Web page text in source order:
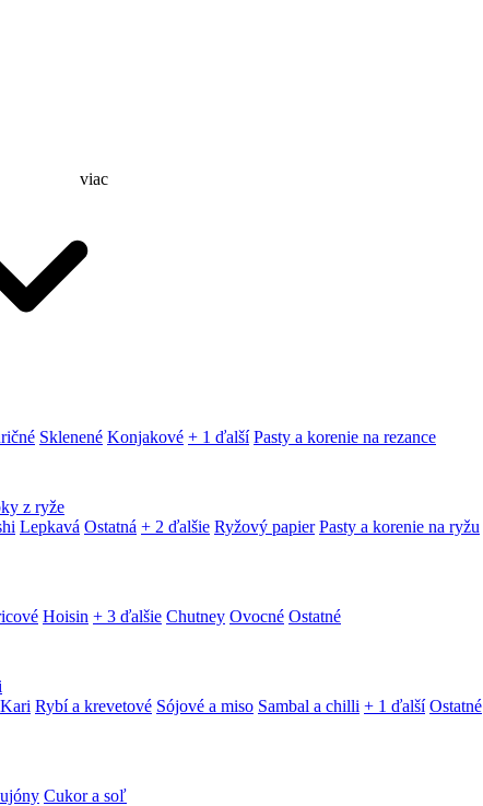
viac
Sklenené Konjakové + 1 ďalší Pasty a korenie na rezance
z ryže
Lepkavá Ostatná + 2 ďalšie Ryžový papier Pasty a korenie na ryžu
Hoisin + 3 ďalšie Chutney Ovocné Ostatné
Kari Rybí a krevetové Sójové a miso Sambal a chilli + 1 ďalší Ostatné
Cukor a soľ